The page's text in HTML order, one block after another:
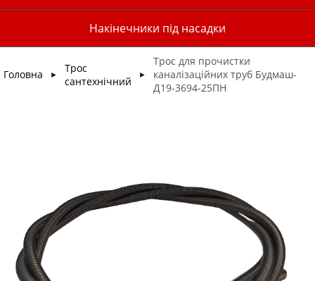
Накінечники під насадки
Головна ►
Трос
сантехнічний
►
Трос для прочистки
каналізаційних труб Будмаш-
Д19-3694-25ПН